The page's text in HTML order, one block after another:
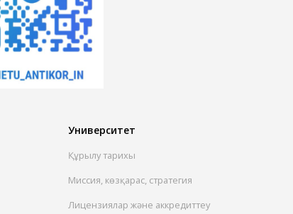
Университет
Құрылу тарихы
Миссия, көзқарас, стратегия
Лицензиялар және аккредиттеу